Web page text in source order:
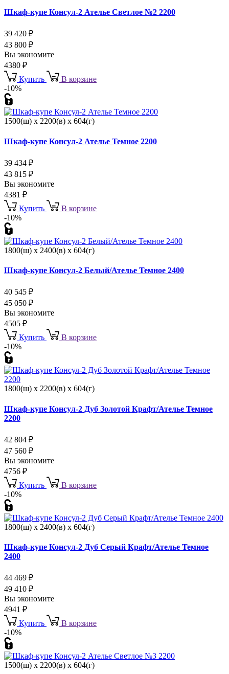
Шкаф-купе Консул-2 Ателье Светлое №2 2200
39 420 ₽
43 800 ₽
Вы экономите
4380 ₽
Купить
В корзине
-10%
1500(ш) x 2200(в) x 604(г)
Шкаф-купе Консул-2 Ателье Темное 2200
39 434 ₽
43 815 ₽
Вы экономите
4381 ₽
Купить
В корзине
-10%
1800(ш) x 2400(в) x 604(г)
Шкаф-купе Консул-2 Белый/Ателье Темное 2400
40 545 ₽
45 050 ₽
Вы экономите
4505 ₽
Купить
В корзине
-10%
1800(ш) x 2200(в) x 604(г)
Шкаф-купе Консул-2 Дуб Золотой Крафт/Ателье Темное
2200
42 804 ₽
47 560 ₽
Вы экономите
4756 ₽
Купить
В корзине
-10%
1800(ш) x 2400(в) x 604(г)
Шкаф-купе Консул-2 Дуб Серый Крафт/Ателье Темное
2400
44 469 ₽
49 410 ₽
Вы экономите
4941 ₽
Купить
В корзине
-10%
1500(ш) x 2200(в) x 604(г)